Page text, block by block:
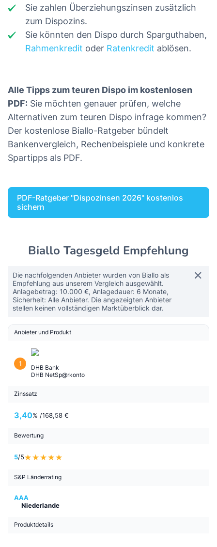
Sie zahlen Überziehungszinsen zusätzlich
zum Dispozins.
Sie könnten den Dispo durch Sparguthaben,
Rahmenkredit oder Ratenkredit ablösen.
Alle Tipps zum teuren Dispo im kostenlosen
PDF: Sie möchten genauer prüfen, welche
Alternativen zum teuren Dispo infrage kommen?
Der kostenlose Biallo-Ratgeber bündelt
Bankenvergleich, Rechenbeispiele und konkrete
Spartipps als PDF.
PDF-Ratgeber "Dispozinsen 2026" kostenlos
sichern
Biallo Tagesgeld Empfehlung
Die nachfolgenden Anbieter wurden von Biallo als
Empfehlung aus unserem Vergleich ausgewählt.
Anlagebetrag: 10.000 €, Anlagedauer: 6 Monate,
Sicherheit: Alle Anbieter. Die angezeigten Anbieter
stellen keinen vollständigen Marktüberblick dar.
Anbieter und Produkt
1
DHB Bank
DHB NetSp@rkonto
Zinssatz
3,40% /168,58 €
Bewertung
5/5
S&P Länderrating
AAA
Niederlande
Produktdetails